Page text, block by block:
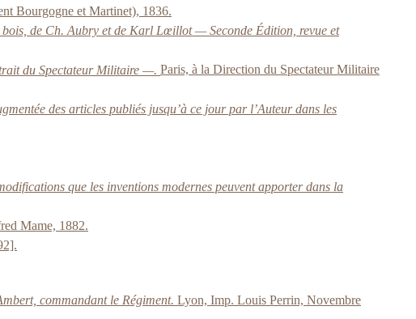
Bourgogne et Martinet), 1836.
bois, de Ch. Aubry et de Karl Lœillot — Seconde Édition, revue et
du Spectateur Militaire —. Paris, à la Direction du Spectateur Militaire
des articles publiés jusqu’à ce jour par l’Auteur dans les
que les inventions modernes peuvent apporter dans la
Mame, 1882.
commandant le Régiment. Lyon, Imp. Louis Perrin, Novembre